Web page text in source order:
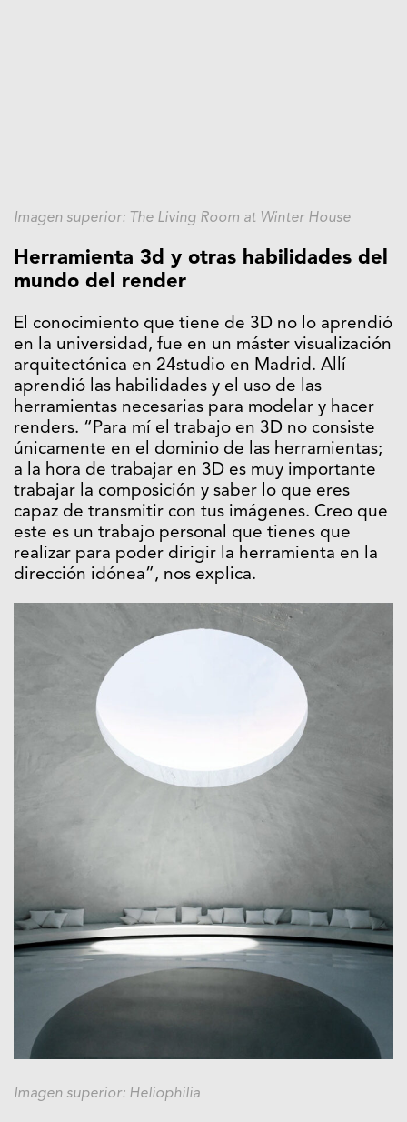
Imagen superior: The Living Room at Winter House
Herramienta 3d y otras habilidades del
mundo del render
El conocimiento que tiene de 3D no lo aprendió
en la universidad, fue en un máster visualización
arquitectónica en 24studio en Madrid. Allí
aprendió las habilidades y el uso de las
herramientas necesarias para modelar y hacer
renders. “Para mí el trabajo en 3D no consiste
únicamente en el dominio de las herramientas;
a la hora de trabajar en 3D es muy importante
trabajar la composición y saber lo que eres
capaz de transmitir con tus imágenes. Creo que
este es un trabajo personal que tienes que
realizar para poder dirigir la herramienta en la
dirección idónea”, nos explica.
Imagen superior: Heliophilia